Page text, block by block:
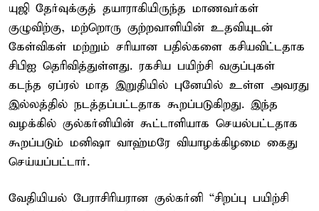
யுஜி தேர்வுக்குத் தயாராகியிருந்த மாணவர்கள்
குழுவிற்கு, மற்றொரு குற்றவாளியின் உதவியுடன்
கேள்விகள் மற்றும் சரியான பதில்களை கசியவிட்டதாக
சிபிஐ தெரிவித்துள்ளது. ரகசிய பயிற்சி வகுப்புகள்
கடந்த ஏப்ரல் மாத இறுதியில் புனேயில் உள்ள அவரது
இல்லத்தில் நடத்தப்பட்டதாக கூறப்படுகிறது. இந்த
வழக்கில் குல்கர்னியின் கூட்டாளியாக செயல்பட்டதாக
கூறப்படும் மனிஷா வாஹ்மரே வியாழக்கிழமை கைது
செய்யப்பட்டார்.
வேதியியல் பேராசிரியரான குல்கர்னி “சிறப்பு பயிற்சி